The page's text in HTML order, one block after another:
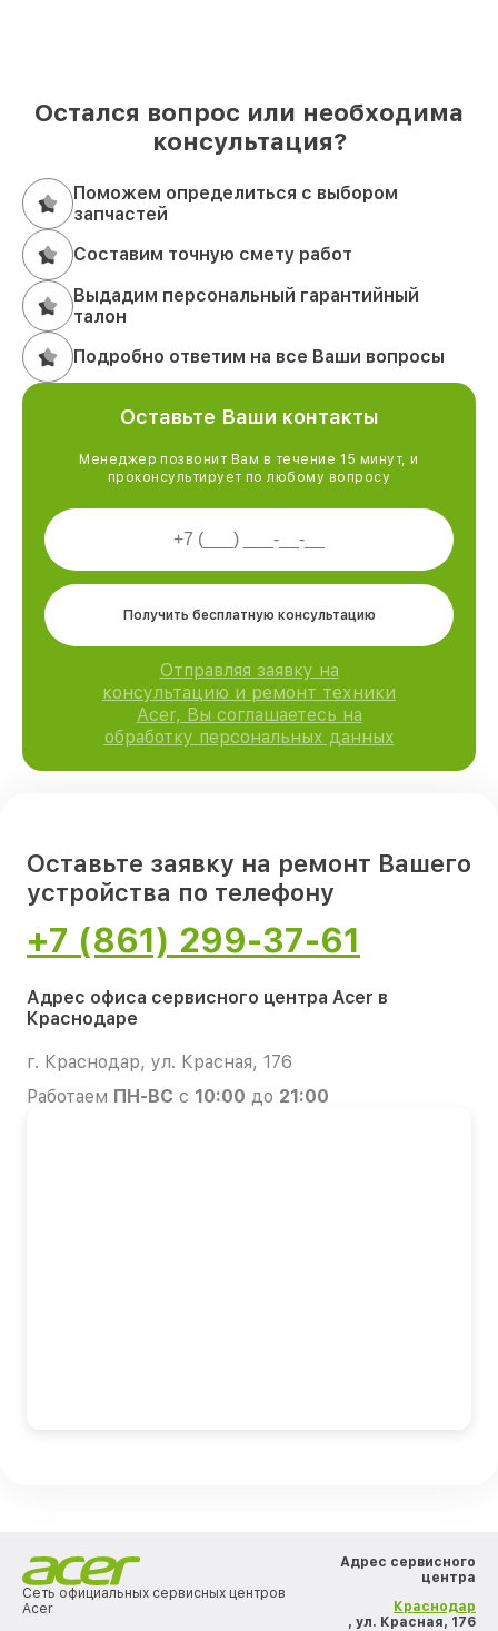
Остался вопрос или необходима
консультация?
Поможем определиться с выбором
запчастей
Составим точную смету работ
Выдадим персональный гарантийный
талон
Подробно ответим на все Ваши вопросы
Оставьте Ваши контакты
Менеджер позвонит Вам в течение 15 минут, и
проконсультирует по любому вопросу
Получить бесплатную консультацию
Отправляя заявку на
консультацию и ремонт техники
Acer, Вы соглашаетесь на
обработку персональных данных
Оставьте заявку на ремонт Вашего
устройства по телефону
+7 (861) 299-37-61
Адрес офиса сервисного центра Acer в
Краснодаре
г. Краснодар, ул. Красная, 176
Работаем ПН-ВС с 10:00 до 21:00
Сеть официальных сервисных центров
Acer
Адрес сервисного
центра
Краснодар
, ул. Красная, 176